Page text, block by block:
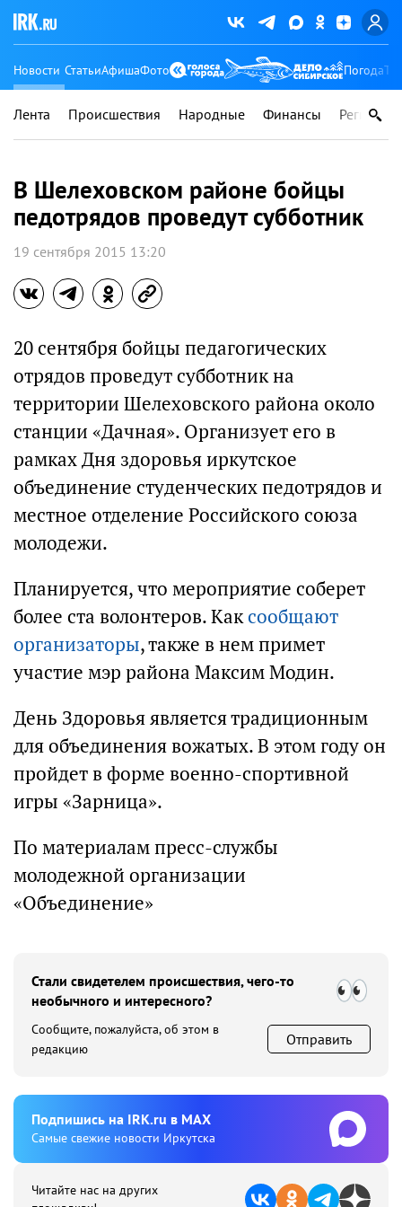
Новости СтатьиАфишаФото Погода
Лента Происшествия Народные Финансы Регионы
В Шелеховском районе бойцы
педотрядов проведут субботник
19 сентября 2015 13:20
20 сентября бойцы педагогических
отрядов проведут субботник на
территории Шелеховского района около
станции «Дачная». Организует его в
рамках Дня здоровья иркутское
объединение студенческих педотрядов и
местное отделение Российского союза
молодежи.
Планируется, что мероприятие соберет
более ста волонтеров. Каксообщают
организаторы, также в нем примет
участие мэр района Максим Модин.
День Здоровья является традиционным
для объединения вожатых. В этом году он
пройдет в форме военно-спортивной
игры «Зарница».
По материалам пресс-службы
молодежной организации
«Объединение»
Стали свидетелем происшествия, чего-то
необычного и интересного?
Сообщите, пожалуйста, об этом в
редакцию
Отправить
Подпишиcь на IRK.ru в MAX
Cамые свежие новости Иркутска
Читайте нас на других